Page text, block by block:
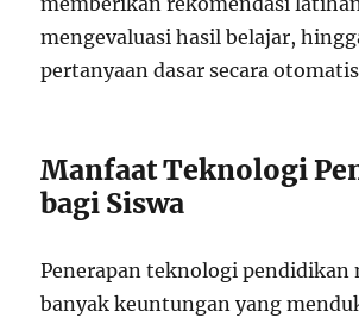
mengevaluasi hasil belajar,
pertanyaan dasar secara
Manfaat Teknologi
bagi Siswa
Penerapan teknologi pendidikan
banyak keuntungan yang